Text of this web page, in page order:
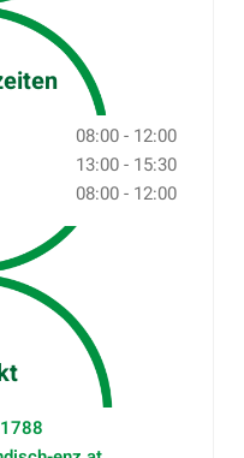
08:00 - 12:00
13:00 - 15:30
08:00 - 12:00